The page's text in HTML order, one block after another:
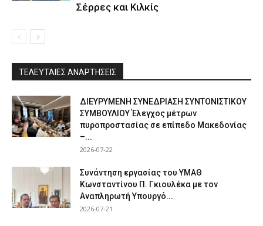
Σέρρες και Κιλκίς
ΤΕΛΕΥΤΑΙΕΣ ΑΝΑΡΤΗΣΕΙΣ
ΔΙΕΥΡΥΜΕΝΗ ΣΥΝΕΔΡΙΑΣΗ ΣΥΝΤΟΝΙΣΤΙΚΟΥ
ΣΥΜΒΟΥΛΙΟΥ Έλεγχος μέτρων
πυροπροστασίας σε επίπεδο Μακεδονίας
–...
2026-07-22
Συνάντηση εργασίας του ΥΜΑΘ
Κωνσταντίνου Π. Γκιουλέκα με τον
Αναπληρωτή Υπουργό...
2026-07-21